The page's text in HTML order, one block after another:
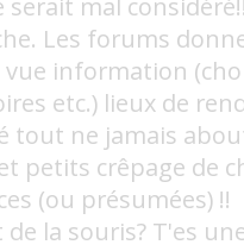
serait mal
Les forums
information
etc.) lieux de
tout ne jamais
petits crêpage de
(ou présumées) !!
de la souris? T'es